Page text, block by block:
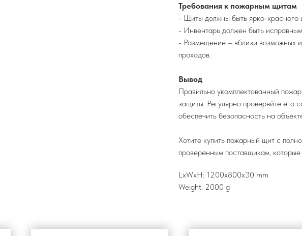
Требования к пожарным щитам
- Щиты должны быть ярко-красного
- Инвентарь должен быть
- Размещение – вблизи возможных
проходов.
Вывод
Правильно укомплектованный
защиты. Регулярно проверяйте
обеспечить безопасность на
Хотите купить пожарный щит с
проверенным поставщикам,
LxWxH: 1200x800x30 mm
Weight: 2000 g